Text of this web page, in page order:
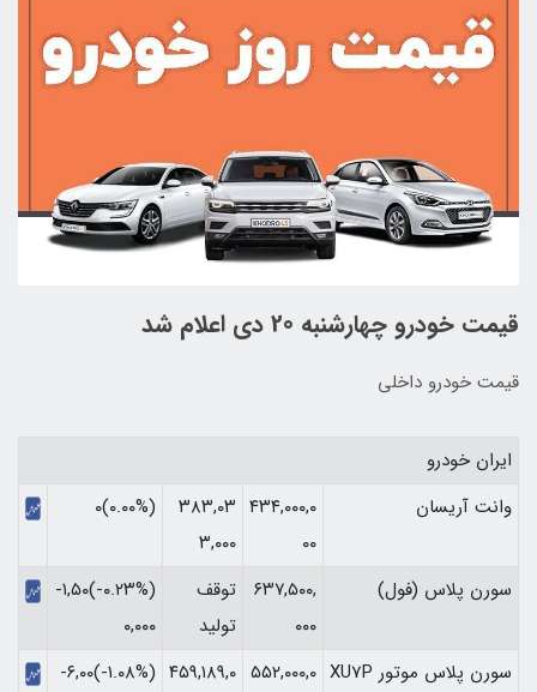
قیمت خودرو چهارشنبه 20 دی اعلام شد
قیمت خودرو داخلی
ایران خودرو
وانت آریسان
۴۳۴,۰۰۰,۰
۰۰
۳۸۳,۰۳
۳,۰۰۰
(۰.۰۰%)۰
سورن پلاس (فول)
۶۳۷,۵۰۰,
۰۰۰
توقف
تولید
(‎-۰.۲۳%‏)‎-۱,۵۰
۰,۰۰۰‏
سورن پلاس موتور XU7P
۵۵۲,۰۰۰,۰ ۴۵۹,۱۸۹,۰
(‎-۱.۰۸%‏)‎-۶,۰۰